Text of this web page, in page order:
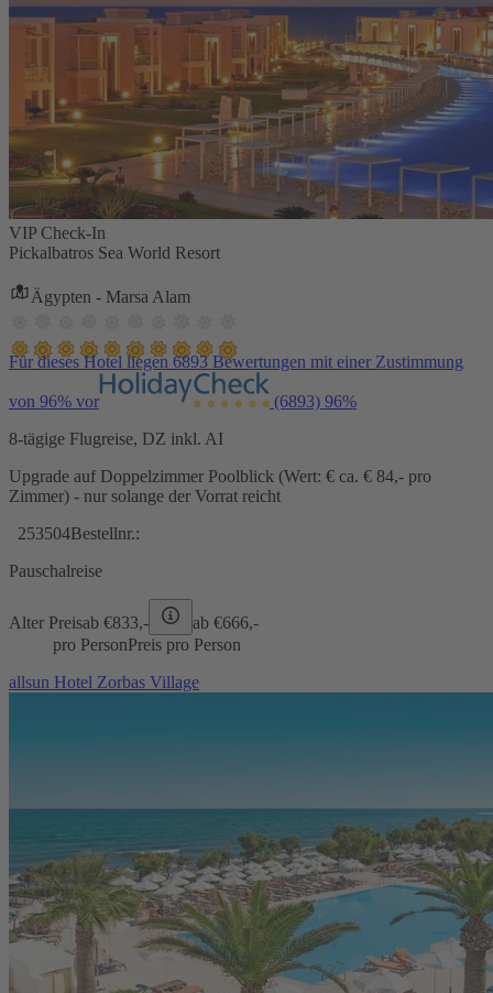
VIP Check-In
Pickalbatros Sea World Resort
Ägypten - Marsa Alam
Für dieses Hotel liegen 6893 Bewertungen mit einer Zustimmung
von 96% vor (6893) 96%
8-tägige Flugreise, DZ inkl. AI
Upgrade auf Doppelzimmer Poolblick (Wert: € ca. € 84,- pro
Zimmer) - nur solange der Vorrat reicht
253504Bestellnr.:
Pauschalreise
Alter Preisab €833,- ab €666,-
pro PersonPreis pro Person
allsun Hotel Zorbas Village